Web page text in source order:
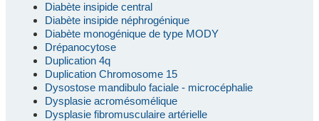
Diabète insipide central
Diabète insipide néphrogénique
Diabète monogénique de type MODY
Drépanocytose
Duplication 4q
Duplication Chromosome 15
Dysostose mandibulo faciale - microcéphalie
Dysplasie acromésomélique
Dysplasie fibromusculaire artérielle